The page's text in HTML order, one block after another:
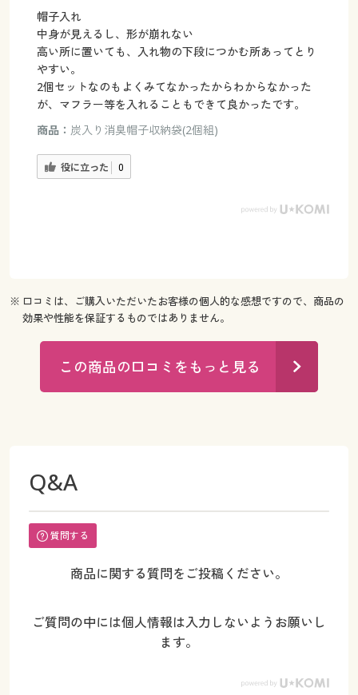
帽子入れ
中身が見えるし、形が崩れない
高い所に置いても、入れ物の下段につかむ所あってとり
やすい。
2個セットなのもよくみてなかったからわからなかった
が、マフラー等を入れることもできて良かったです。
商品： 炭入り消臭帽子収納袋(2個組)
役に立った 0
※ 口コミは、ご購入いただいたお客様の個人的な感想ですので、商品の
効果や性能を保証するものではありません。
この商品の口コミをもっと見る
Q&A
質問する
商品に関する質問をご投稿ください。
ご質問の中には個人情報は入力しないようお願いし
ます。